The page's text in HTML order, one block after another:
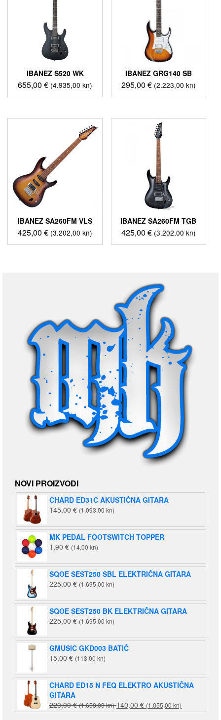
IBANEZ S520 WK
655,00€ (4.935,00 kn)
IBANEZ GRG140 SB
295,00 € (2.223,00 kn)
IBANEZ SA260FM VLS
425,00€ (3.202,00 kn)
IBANEZ SA260FM TGB
425,00 € (3.202,00 kn)
NOVI PROIZVODI
CHARD ED31C AKUSTIČNA GITARA
145,00 € (1.093,00 kn)
MK PEDAL FOOTSWITCH TOPPER
1,90 € (14,00 kn)
SQOE SEST250 SBL ELEKTRIČNA GITARA
225,00 € (1.695,00 kn)
SQOE SEST250 BK ELEKTRIČNA GITARA
225,00 € (1.695,00 kn)
GMUSIC GKD003 BATIĆ
15,00 € (113,00 kn)
CHARD ED15 N FEQ ELEKTRO AKUSTIČNA
GITARA
220,00€ (1.658,00 kn)Izvorna
cijena
140,00 € (1.055,00 kn)
cijena